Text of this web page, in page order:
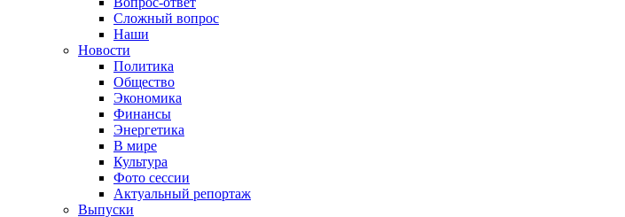
Сложный вопрос
Наши
Новости
Политика
Общество
Экономика
Финансы
Энергетика
В мире
Культура
Фото сессии
Актуальный репортаж
Выпуски